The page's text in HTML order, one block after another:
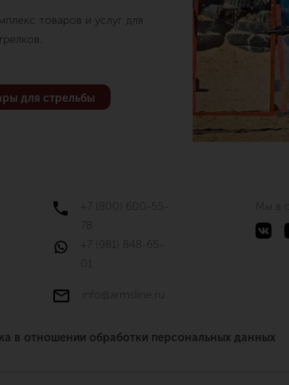
товаров и услуг для
для стрельбы
+7 (800) 600-55-
78
+7 (981) 848-65-
01
info@armsline.ru
Мы в
в отношении обработки персональных данных